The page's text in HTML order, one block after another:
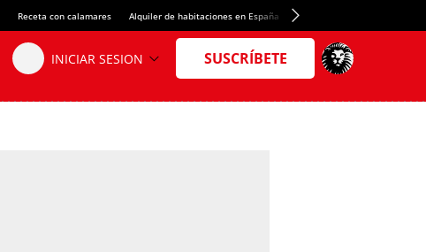
Receta con calamares Alquiler de habitaciones en España Crédito del Spotify Camp Nou